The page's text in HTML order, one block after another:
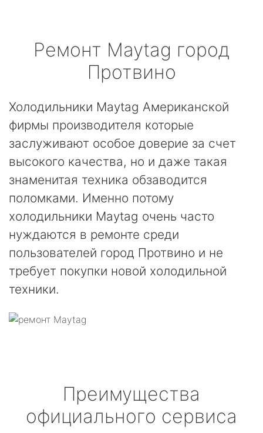
Ремонт Maytag город
Протвино
Холодильники Maytag Американской
фирмы производителя которые
заслуживают особое доверие за счет
высокого качества, но и даже такая
знаменитая техника обзаводится
поломками. Именно потому
холодильники Maytag очень часто
нуждаются в ремонте среди
пользователей город Протвино и не
требует покупки новой холодильной
техники.
Преимущества
официального сервиса